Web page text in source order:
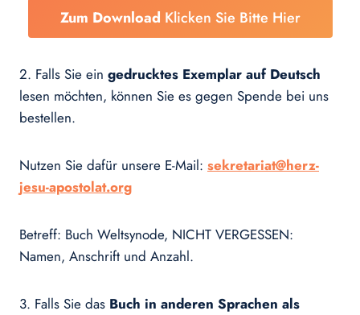
Zum Download Klicken Sie Bitte Hier
2. Falls Sie ein gedrucktes Exemplar auf Deutsch
lesen möchten, können Sie es gegen Spende bei uns
bestellen.
Nutzen Sie dafür unsere E-Mail: sekretariat@herz-
jesu-apostolat.org
Betreff: Buch Weltsynode, NICHT VERGESSEN:
Namen, Anschrift und Anzahl.
3. Falls Sie das Buch in anderen Sprachen als